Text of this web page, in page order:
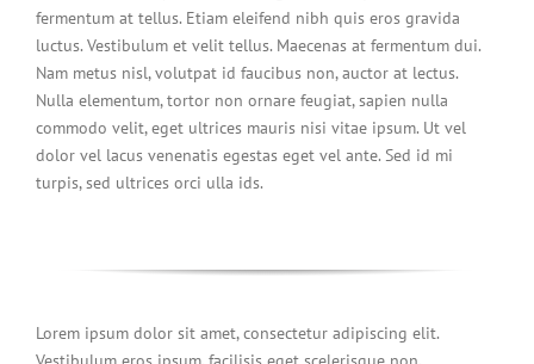
fermentum at tellus. Etiam eleifend nibh quis eros gravida
luctus. Vestibulum et velit tellus. Maecenas at fermentum dui.
Nam metus nisl, volutpat id faucibus non, auctor at lectus.
Nulla elementum, tortor non ornare feugiat, sapien nulla
commodo velit, eget ultrices mauris nisi vitae ipsum. Ut vel
dolor vel lacus venenatis egestas eget vel ante. Sed id mi
turpis, sed ultrices orci ulla ids.
Lorem ipsum dolor sit amet, consectetur adipiscing elit.